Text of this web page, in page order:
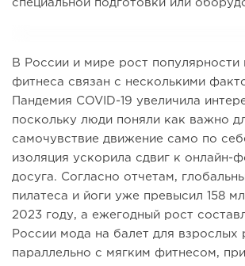
специальной подготовки или
В России и мире рост популярности
фитнеса связан с несколькими
Пандемия COVID-19 увеличила
поскольку люди поняли как важно
самочувствие движение само по
изоляция ускорила сдвиг к онлайн-
досуга. Согласно отчетам,
пилатеса и йоги уже превысил 158
2023 году, а ежегодный рост
России мода на балет для взрослых
параллельно с мягким фитнесом,